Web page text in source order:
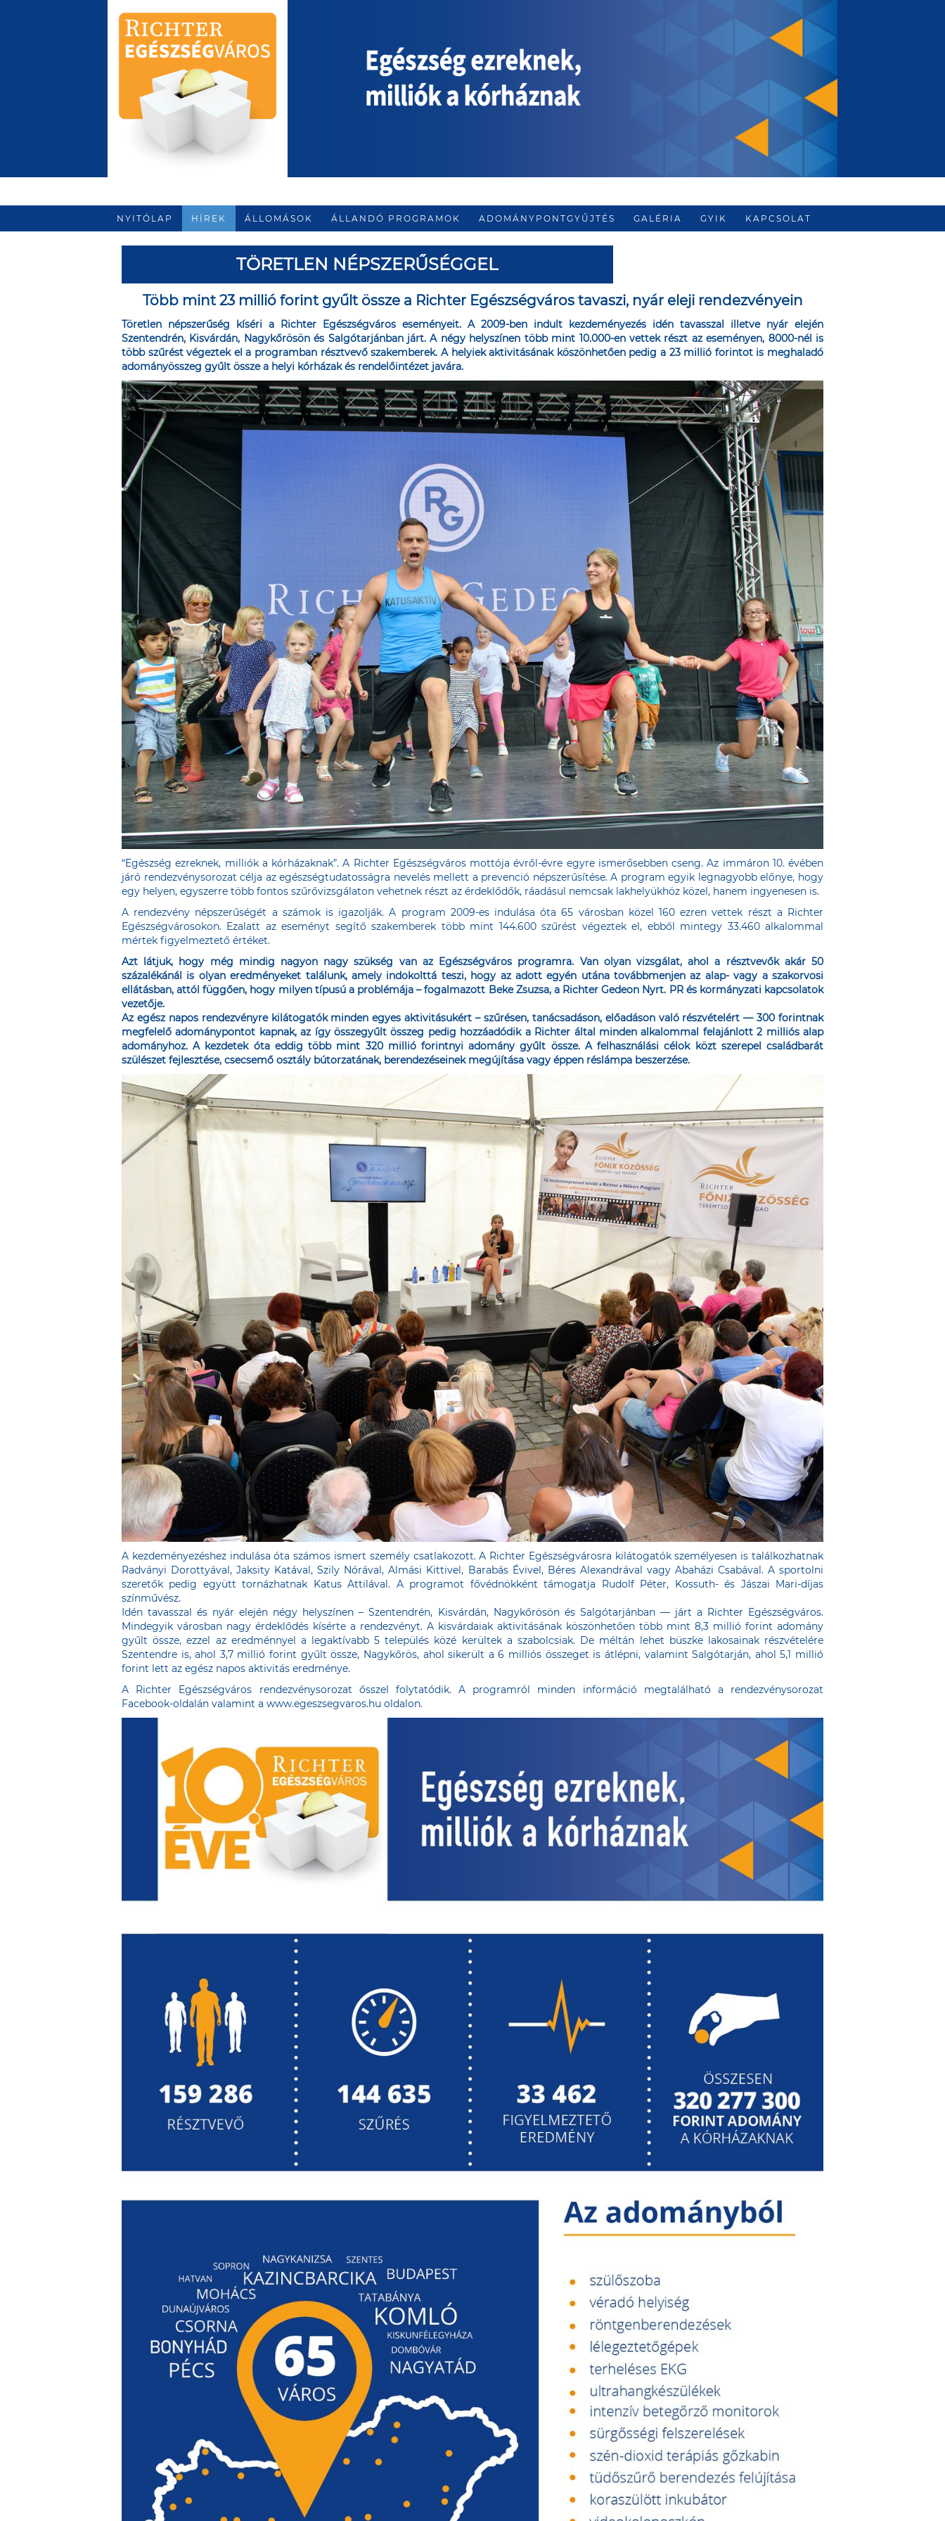
NYITÓLAP HÍREK ÁLLOMÁSOK ÁLLANDÓ PROGRAMOK ADOMÁNYPONTGYŰJTÉS GALÉRIA GYIK KAPCSOLAT
TÖRETLEN NÉPSZERŰSÉGGEL
Több mint 23 millió forint gyűlt össze a Richter Egészségváros tavaszi, nyár eleji rendezvényein
Töretlen népszerűség kíséri a Richter Egészségváros eseményeit. A 2009-ben indult kezdeményezés idén tavasszal illetve nyár elején
Szentendrén, Kisvárdán, Nagykőrösön és Salgótarjánban járt. A négy helyszínen több mint 10.000-en vettek részt az eseményen, 8000-nél is
több szűrést végeztek el a programban résztvevő szakemberek. A helyiek aktivitásának köszönhetően pedig a 23 millió forintot is meghaladó
adományösszeg gyűlt össze a helyi kórházak és rendelőintézet javára.
“Egészség ezreknek, milliók a kórházaknak”. A Richter Egészségváros mottója évről-évre egyre ismerősebben cseng. Az immáron 10. évében
járó rendezvénysorozat célja az egészségtudatosságra nevelés mellett a prevenció népszerűsítése. A program egyik legnagyobb előnye, hogy
egy helyen, egyszerre több fontos szűrővizsgálaton vehetnek részt az érdeklődők, ráadásul nemcsak lakhelyükhöz közel, hanem ingyenesen is.
A rendezvény népszerűségét a számok is igazolják. A program 2009-es indulása óta 65 városban közel 160 ezren vettek részt a Richter
Egészségvárosokon. Ezalatt az eseményt segítő szakemberek több mint 144.600 szűrést végeztek el, ebből mintegy 33.460 alkalommal
mértek figyelmeztető értéket.
Azt látjuk, hogy még mindig nagyon nagy szükség van az Egészségváros programra. Van olyan vizsgálat, ahol a résztvevők akár 50
százalékánál is olyan eredményeket találunk, amely indokolttá teszi, hogy az adott egyén utána továbbmenjen az alap- vagy a szakorvosi
ellátásban, attól függően, hogy milyen típusú a problémája – fogalmazott Beke Zsuzsa, a Richter Gedeon Nyrt. PR és kormányzati kapcsolatok
vezetője.
Az egész napos rendezvényre kilátogatók minden egyes aktivitásukért – szűrésen, tanácsadáson, előadáson való részvételért — 300 forintnak
megfelelő adománypontot kapnak, az így összegyűlt összeg pedig hozzáadódik a Richter által minden alkalommal felajánlott 2 milliós alap
adományhoz. A kezdetek óta eddig több mint 320 millió forintnyi adomány gyűlt össze. A felhasználási célok közt szerepel családbarát
szülészet fejlesztése, csecsemő osztály bútorzatának, berendezéseinek megújítása vagy éppen réslámpa beszerzése.
A kezdeményezéshez indulása óta számos ismert személy csatlakozott. A Richter Egészségvárosra kilátogatók személyesen is találkozhatnak
Radványi Dorottyával, Jaksity Katával, Szily Nórával, Almási Kittivel, Barabás Évivel, Béres Alexandrával vagy Abaházi Csabával. A sportolni
szeretők pedig együtt tornázhatnak Katus Attilával. A programot fővédnökként támogatja Rudolf Péter, Kossuth- és Jászai Mari-díjas
színművész.
Idén tavasszal és nyár elején négy helyszínen – Szentendrén, Kisvárdán, Nagykőrösön és Salgótarjánban — járt a Richter Egészségváros.
Mindegyik városban nagy érdeklődés kísérte a rendezvényt. A kisvárdaiak aktivitásának köszönhetően több mint 8,3 millió forint adomány
gyűlt össze, ezzel az eredménnyel a legaktívabb 5 település közé kerültek a szabolcsiak. De méltán lehet büszke lakosainak részvételére
Szentendre is, ahol 3,7 millió forint gyűlt össze, Nagykőrös, ahol sikerült a 6 milliós összeget is átlépni, valamint Salgótarján, ahol 5,1 millió
forint lett az egész napos aktivitás eredménye.
A Richter Egészségváros rendezvénysorozat ősszel folytatódik. A programról minden információ megtalálható a rendezvénysorozat
Facebook-oldalán valamint a www.egeszsegvaros.hu oldalon.